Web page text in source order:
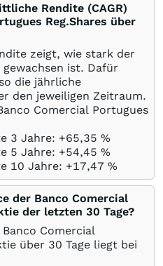
Rendite (CAGR)
Reg.Shares über
zeigt, wie stark der
ist. Dafür
die jährliche
den jeweiligen Zeitraum.
Comercial Portugues
3 Jahre: +65,35 %
5 Jahre: +54,45 %
10 Jahre: +17,47 %
der Banco Comercial
der letzten 30 Tage?
Comercial
über 30 Tage liegt bei